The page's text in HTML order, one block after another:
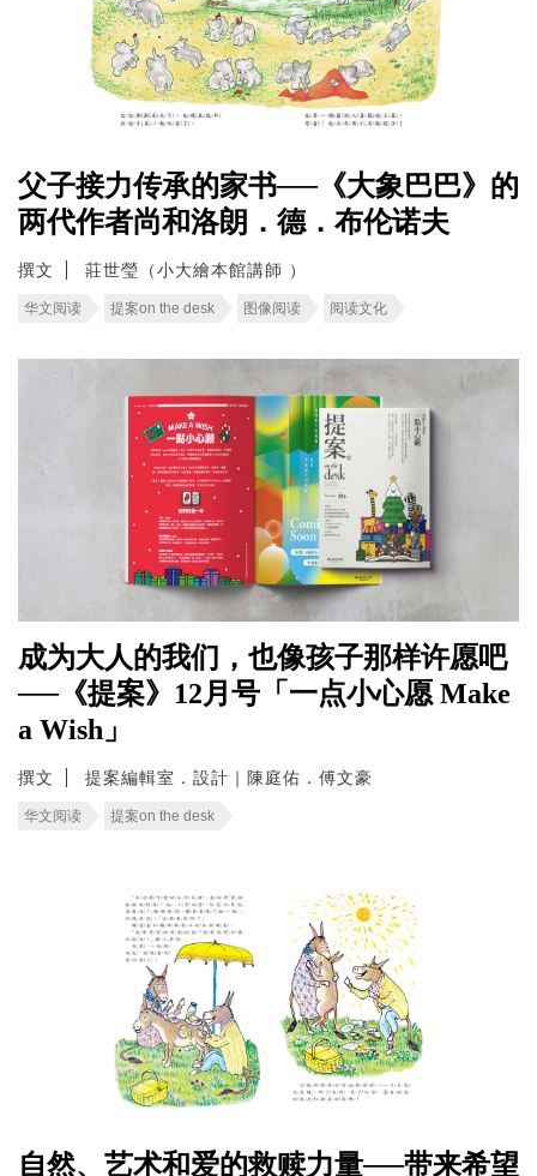
父子接力传承的家书──《大象巴巴》的
两代作者尚和洛朗．德．布伦诺夫
撰文 莊世瑩（小大繪本館講師 ）
华文阅读 提案on the desk 图像阅读 阅读文化
成为大人的我们，也像孩子那样许愿吧
──《提案》12月号「一点小心愿 Make
a Wish」
撰文 提案編輯室．設計｜陳庭佑．傅文豪
华文阅读 提案on the desk
自然、艺术和爱的救赎力量──带来希望